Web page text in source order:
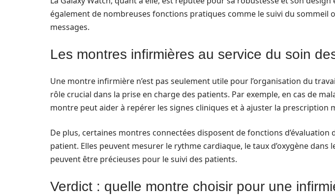
également de nombreuses fonctions pratiques comme le suivi du sommeil
messages.
Les montres infirmières au service du soin
Une montre infirmière n’est pas seulement utile pour l’organisation du
rôle crucial dans la prise en charge des patients. Par exemple, en cas de
montre peut aider à repérer les signes cliniques et à ajuster la prescription
De plus, certaines montres connectées disposent de fonctions d’évaluation
patient. Elles peuvent mesurer le rythme cardiaque, le taux d’oxygène dans
peuvent être précieuses pour le suivi des patients.
Verdict : quelle montre choisir pour une